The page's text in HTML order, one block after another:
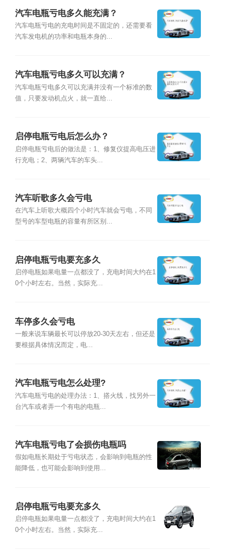
汽车电瓶亏电多久能充满？
汽车电瓶亏电的充电时间是不固定的，还需要看
汽车发电机的功率和电瓶本身的...
汽车电瓶亏电多久可以充满？
汽车电瓶亏电多久可以充满并没有一个标准的数
值，只要发动机点火，就一直给...
启停电瓶亏电后怎么办？
启停电瓶亏电后的做法是：1、修复仪提高电压进
行充电；2、两辆汽车的车头...
汽车听歌多久会亏电
在汽车上听歌大概四个小时汽车就会亏电，不同
型号的车型电瓶的容量有所区别...
​启停电瓶亏电要充多久
启停电瓶如果电量一点都没了，充电时间大约在1
0个小时左右。当然，实际充...
车停多久会亏电
一般来说车辆最长可以停放20-30天左右，但还是
要根据具体情况而定，电...
汽车电瓶亏电怎么处理?
汽车电瓶亏电的处理办法：1、搭火线，找另外一
台汽车或者弄一个有电的电瓶...
汽车电瓶亏电了会损伤电瓶吗
假如电瓶长期处于亏电状态，会影响到电瓶的性
能降低，也可能会影响到使用...
​启停电瓶亏电要充多久
启停电瓶如果电量一点都没了，充电时间大约在1
0个小时左右。当然，实际充...